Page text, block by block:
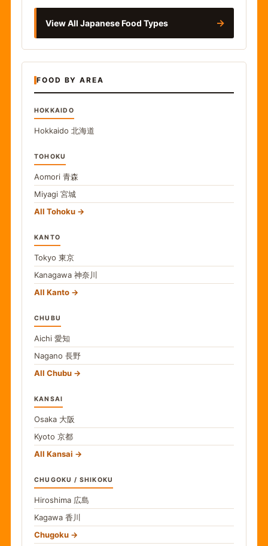
View All Japanese Food Types →
FOOD BY AREA
HOKKAIDO
Hokkaido 北海道
TOHOKU
Aomori 青森
Miyagi 宮城
All Tohoku
KANTO
Tokyo 東京
Kanagawa 神奈川
All Kanto
CHUBU
Aichi 愛知
Nagano 長野
All Chubu
KANSAI
Osaka 大阪
Kyoto 京都
All Kansai
CHUGOKU / SHIKOKU
Hiroshima 広島
Kagawa 香川
Chugoku